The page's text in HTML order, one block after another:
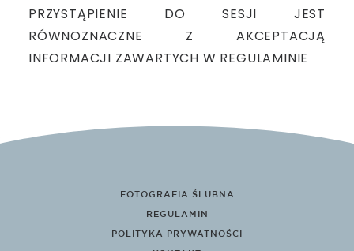
PRZYSTĄPIENIE DO SESJI JEST
RÓWNOZNACZNE Z AKCEPTACJĄ
INFORMACJI ZAWARTYCH W REGULAMINIE
FOTOGRAFIA ŚLUBNA
REGULAMIN
POLITYKA PRYWATNOŚCI